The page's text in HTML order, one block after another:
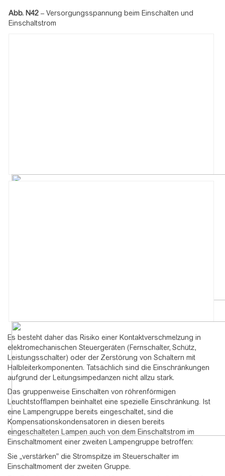
Abb. N42 – Versorgungsspannung beim Einschalten und
Einschaltstrom
Es besteht daher das Risiko einer Kontaktverschmelzung in
elektromechanischen Steuergeräten (Fernschalter, Schütz,
Leistungsschalter) oder der Zerstörung von Schaltern mit
Halbleiterkomponenten. Tatsächlich sind die Einschränkungen
aufgrund der Leitungsimpedanzen nicht allzu stark.
Das gruppenweise Einschalten von röhrenförmigen
Leuchtstofflampen beinhaltet eine spezielle Einschränkung. Ist
eine Lampengruppe bereits eingeschaltet, sind die
Kompensationskondensatoren in diesen bereits
eingeschalteten Lampen auch von dem Einschaltstrom im
Einschaltmoment einer zweiten Lampengruppe betroffen:
Sie „verstärken” die Stromspitze im Steuerschalter im
Einschaltmoment der zweiten Gruppe.